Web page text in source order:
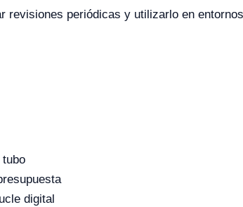
periódicas y utilizarlo en
digital